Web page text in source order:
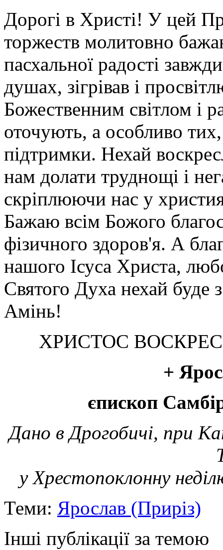
Дорогі в Христі! У цей
торжеств молитовно
пасхальної радості
душах, зігрівав і
Божественним світлом і
оточують, а особливо
підтримки. Нехай
нам долати труднощі і
скріплюючи нас у
Бажаю всім Божого
фізичного здоров'я. А
нашого Ісуса Христа,
Святого Духа нехай буде
Амінь!
ХРИСТОС
+
єпископ
Дано в Дрогобичі, при
у Хрестопоклонну
Теми: Ярослав (Приріз)
Інші публікації за темою